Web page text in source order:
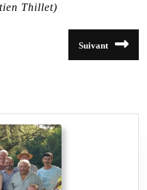
Thillet)
Suivant
suivant